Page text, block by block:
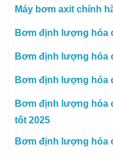
Máy bơm axit chính
Bơm định lượng hóa
Bơm định lượng hóa
Bơm định lượng hóa
Bơm định lượng hóa
tốt 2025
Bơm định lượng hóa